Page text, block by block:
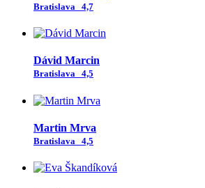
Bratislava 4,7
Dávid Marcin
Bratislava 4,5
Martin Mrva
Bratislava 4,5